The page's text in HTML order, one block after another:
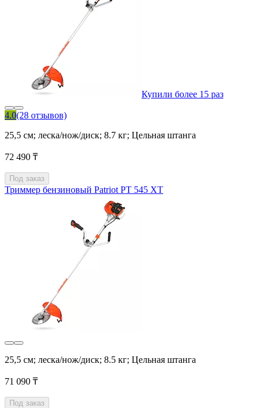
Купили более 15 раз
4.0(28 отзывов)
25,5 см; леска/нож/диск; 8.7 кг; Цельная штанга
72 490 ₸
Под заказ
Триммер бензиновый Patriot PT 545 XT
25,5 см; леска/нож/диск; 8.5 кг; Цельная штанга
71 090 ₸
Под заказ